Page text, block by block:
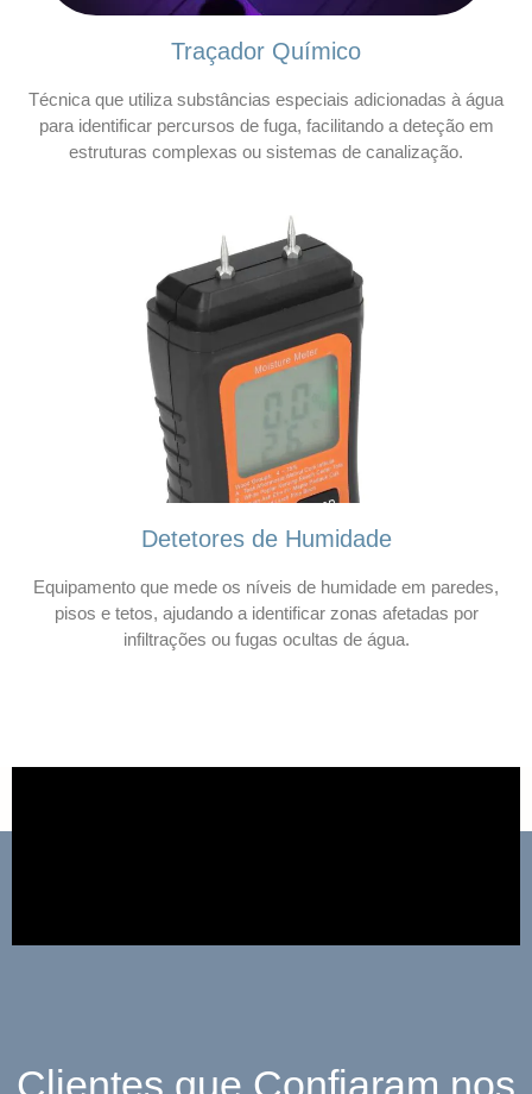
Traçador Químico
Técnica que utiliza substâncias especiais adicionadas à água
para identificar percursos de fuga, facilitando a deteção em
estruturas complexas ou sistemas de canalização.
Detetores de Humidade
Equipamento que mede os níveis de humidade em paredes,
pisos e tetos, ajudando a identificar zonas afetadas por
infiltrações ou fugas ocultas de água.
Clientes que Confiaram nos